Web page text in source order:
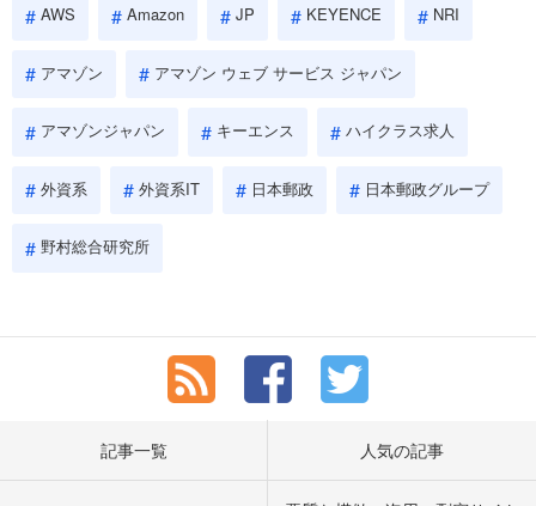
AWS Amazon JP KEYENCE NRI
アマゾン アマゾン ウェブ サービス ジャパン
アマゾンジャパン キーエンス ハイクラス求人
外資系 外資系IT 日本郵政 日本郵政グループ
野村総合研究所
記事一覧 人気の記事